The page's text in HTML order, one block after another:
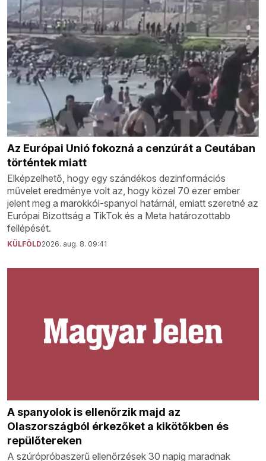
Az Európai Unió fokozná a cenzúrát a Ceutában
történtek miatt
Elképzelhető, hogy egy szándékos dezinformációs
művelet eredménye volt az, hogy közel 70 ezer ember
jelent meg a marokkói-spanyol határnál, emiatt szeretné az
Európai Bizottság a TikTok és a Meta határozottabb
fellépését.
KÜLFÖLD2026. aug. 8. 09:41
A spanyolok is ellenőrzik majd az
Olaszországból érkezőket a kikötőkben és
repülőtereken
A szúrópróbaszerű ellenőrzések 30 napig maradnak